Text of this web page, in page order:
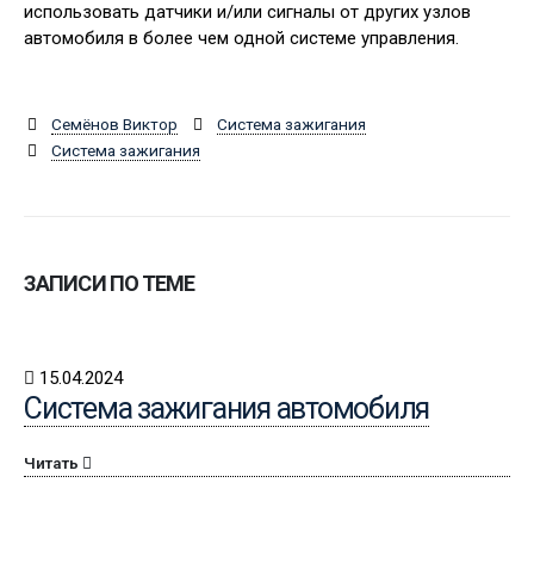
использовать датчики и/или сигналы от других узлов
автомобиля в более чем одной системе управления.
Семёнов Виктор
Система зажигания
Система зажигания
ЗАПИСИ ПО ТЕМЕ
15.04.2024
Система зажигания автомобиля
Читать